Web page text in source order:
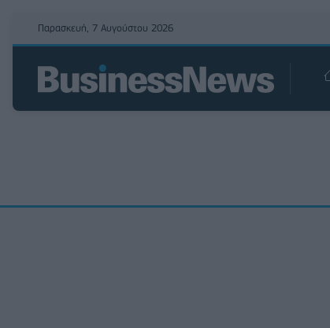
Παρασκευή, 7 Αυγούστου 2026